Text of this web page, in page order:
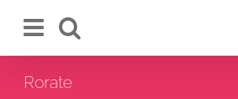
Inhalt
Rorate